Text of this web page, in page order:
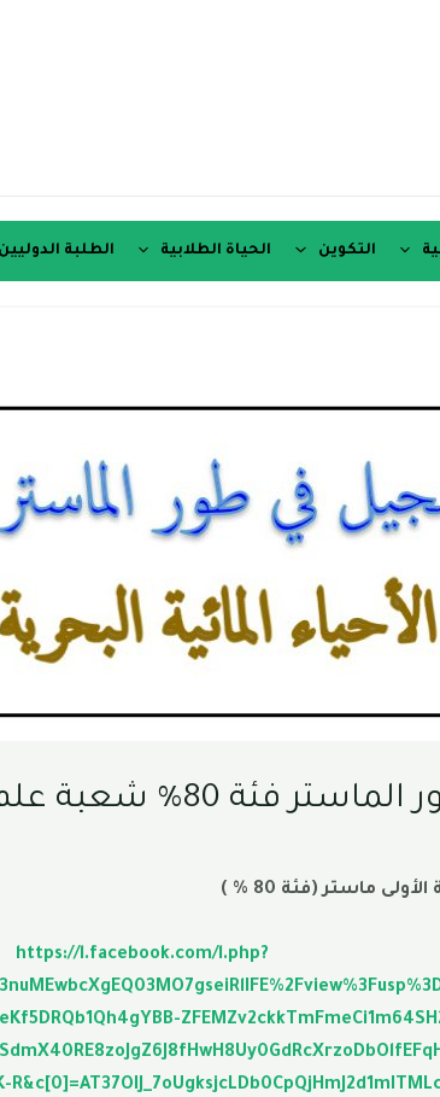
التكوين الحياة الطلابية الطلبة الدوليين
المائية البحرية و القارية
ماستر (فئة 80 % )
https://l.facebook.com/l.php?